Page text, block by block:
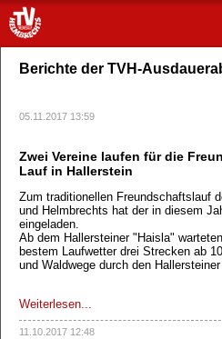
Berichte der TVH-
05.11.2017 13:59
Zwei Vereine laufen für die
Lauf in Hallerstein
Zum traditionellen Freundschaftslauf
und Helmbrechts hat der in diesem
eingeladen.
Ab dem Hallersteiner "Haisla"
bestem Laufwetter drei Strecken ab
und Waldwege durch den
Weiterlesen...
11.10.2017 12:48